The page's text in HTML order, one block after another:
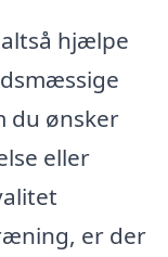
hjælpe
du ønsker
eller
er der